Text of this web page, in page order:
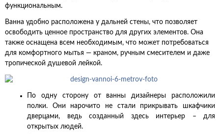
функциональным.
Ванна удобно расположена у дальней стены, что позволяет
освободить ценное пространство для других элементов. Она
также оснащена всем необходимым, что может потребоваться
для комфортного мытья — краном, ручным смесителем и даже
тропической душевой лейкой.
По одну сторону от ванны дизайнеры расположили
полки. Они нарочито не стали прикрывать шкафчики
дверцами, ведь созданный здесь интерьер – для
открытых людей.